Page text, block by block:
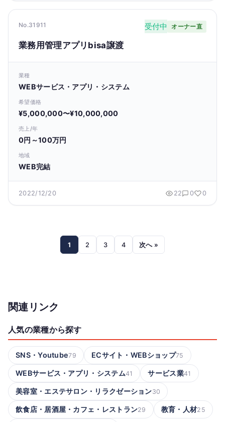
No.31911 受付中 オーナー直
業務用管理アプリbisa譲渡
業種
WEBサービス・アプリ・システム
希望価格
¥5,000,000〜¥10,000,000
売上/年
0円～100万円
地域
WEB完結
2022/12/20 22 0 0
1 2 3 4 次へ »
関連リンク
人気の業種から探す
SNS・Youtube79 ECサイト・WEBショップ75
WEBサービス・アプリ・システム41 サービス業41
美容室・エステサロン・リラクゼーション30
飲食店・居酒屋・カフェ・レストラン29 教育・人材25